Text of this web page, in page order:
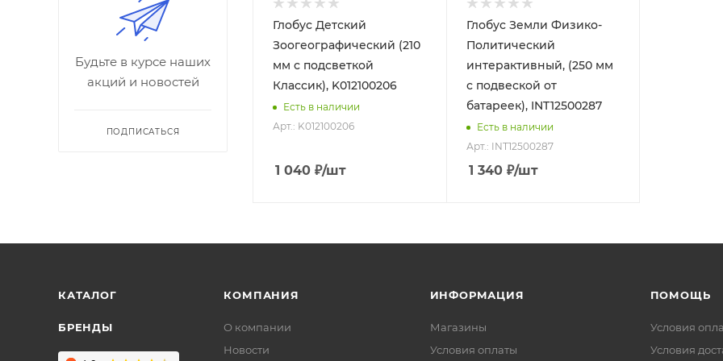
Глобус Детский
Зоогеографический (210
мм с подсветкой
Классик), K012100206
Есть в наличии
Арт.: K012100206
1 040 ₽/шт
Глобус Земли Физико-
Политический
интерактивный, (250 мм
с подвеской от
батареек), INT12500287
Есть в наличии
Арт.: INT12500287
1 340₽/шт
Будьте в курсе наших
акций и новостей
ПОДПИСАТЬСЯ
КАТАЛОГ
БРЕНДЫ
КОМПАНИЯ
О компании
Новости
ИНФОРМАЦИЯ
Магазины
Условия оплаты
ПОМОЩЬ
Условия
Условия